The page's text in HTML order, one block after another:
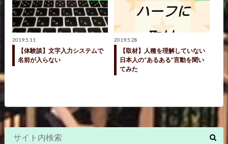
2019.5.11
【体験談】文字入力システムで
名前が入らない
2019.5.28
【取材】人種を理解していない
日本人の“あるある”言動を聞い
てみた